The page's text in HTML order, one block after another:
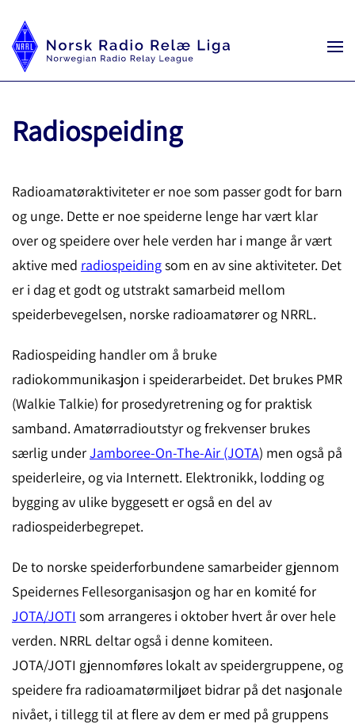
Radiospeiding
Radioamatøraktiviteter er noe som passer godt for barn
og unge. Dette er noe speiderne lenge har vært klar
over og speidere over hele verden har i mange år vært
aktive med radiospeidingsom en av sine aktiviteter. Det
er i dag et godt og utstrakt samarbeid mellom
speiderbevegelsen, norske radioamatører og NRRL.
Radiospeiding handler om å bruke
radiokommunikasjon i speiderarbeidet. Det brukes PMR
(Walkie Talkie) for prosedyretrening og for praktisk
samband. Amatørradioutstyr og frekvenser brukes
særlig underJamboree-On-The-Air (JOTA) men også på
speiderleire, og via Internett. Elektronikk, lodding og
bygging av ulike byggesett er også en del av
radiospeiderbegrepet.
De to norske speiderforbundene samarbeider gjennom
Speidernes Fellesorganisasjon og har en komité for
JOTA/JOTI som arrangeres i oktober hvert år over hele
verden. NRRL deltar også i denne komiteen.
JOTA/JOTI gjennomføres lokalt av speidergruppene, og
speidere fra radioamatørmiljøet bidrar på det nasjonale
nivået, i tillegg til at flere av dem er med på gruppens